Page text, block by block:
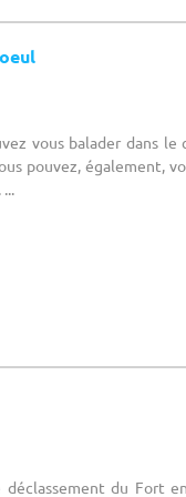
vous balader dans
pouvez, également,
du Fort